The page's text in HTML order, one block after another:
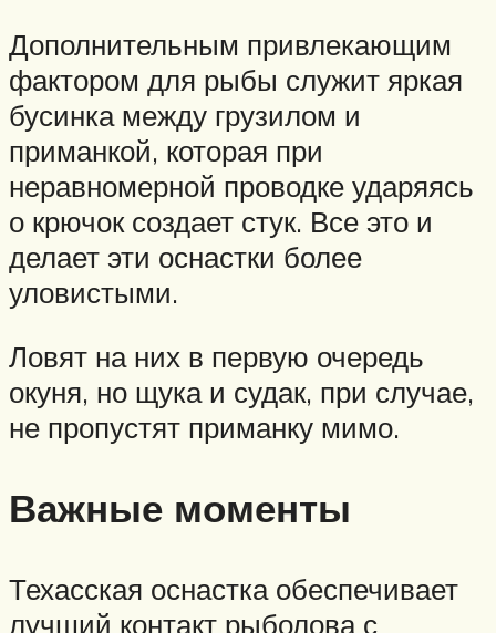
Дополнительным привлекающим
фактором для рыбы служит яркая
бусинка между грузилом и
приманкой, которая при
неравномерной проводке ударяясь
о крючок создает стук. Все это и
делает эти оснастки более
уловистыми.
Ловят на них в первую очередь
окуня, но щука и судак, при случае,
не пропустят приманку мимо.
Важные моменты
Техасская оснастка обеспечивает
лучший контакт рыболова с